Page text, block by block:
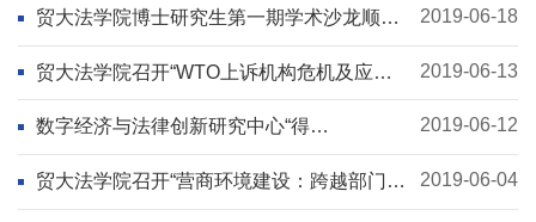
贸大法学院博士研究生第一期学术沙龙顺利
举行
2019-06-18
贸大法学院召开“WTO上诉机构危机及应
对”课题专家论证会
2019-06-13
数字经济与法律创新研究中心“得
理”（DE&LI）工作坊第2期：数据可携带权
的国际背...
2019-06-12
贸大法学院召开“营商环境建设：跨越部门法
的视角”研讨会
2019-06-04